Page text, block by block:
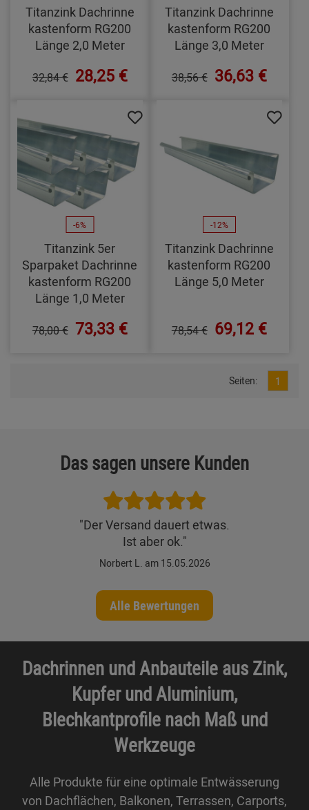
Titanzink Dachrinne
kastenform RG200
Länge 2,0 Meter
32,84 € 28,25 €
Titanzink Dachrinne
kastenform RG200
Länge 3,0 Meter
38,56 € 36,63 €
-6%
Titanzink 5er
Sparpaket Dachrinne
kastenform RG200
Länge 1,0 Meter
78,00 € 73,33 €
-12%
Titanzink Dachrinne
kastenform RG200
Länge 5,0 Meter
78,54 € 69,12 €
Seiten: 1
Das sagen unsere Kunden
"Der Versand dauert etwas.
Ist aber ok."
Norbert L. am 15.05.2026
Alle Bewertungen
Dachrinnen und Anbauteile aus Zink,
Kupfer und Aluminium,
Blechkantprofile nach Maß und
Werkzeuge
Alle Produkte für eine optimale Entwässerung
von Dachflächen, Balkonen, Terrassen, Carports,